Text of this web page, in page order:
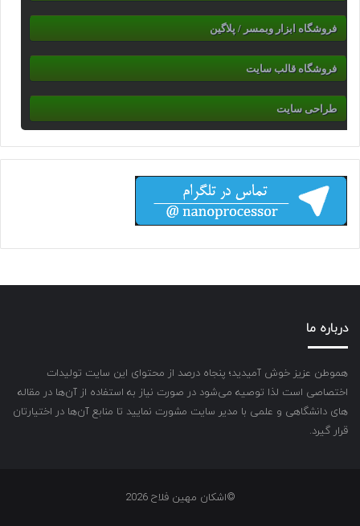
فروشگاه ابزار وبمسر / پلاگین
فروشگاه قالب سایت
طراحی سایت
درباره ما
هموطن عزیز خوش آمیدید؛ پنجاه درصد از محتوای این سایت تولیدات
اختصاصی است لذا توصیه می‌شود در صورت نیاز به استفاده از آن‌ها در مقاله
های دانشگاهی و علمی با مدیر سایت مشورت نمایید تا منابع آن‌ها در اختیارتان
قرار گیرد.
©اشکان مهین فلاح 2026